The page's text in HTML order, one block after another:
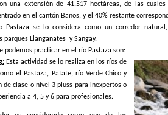
una extensión de 41.517 hectáreas, de las
en el cantón Baños, y el 40% restante
Pastaza se lo considera como un corredor
parques Llanganates y Sangay.
podemos practicar en el río Pastaza son:
: Esta actividad se lo realiza en los ríos de
el Pastaza, Patate, río Verde Chico y
de clase o nivel 3 pluss para inexpertos o
a 4, 5 y 6 para profesionales.